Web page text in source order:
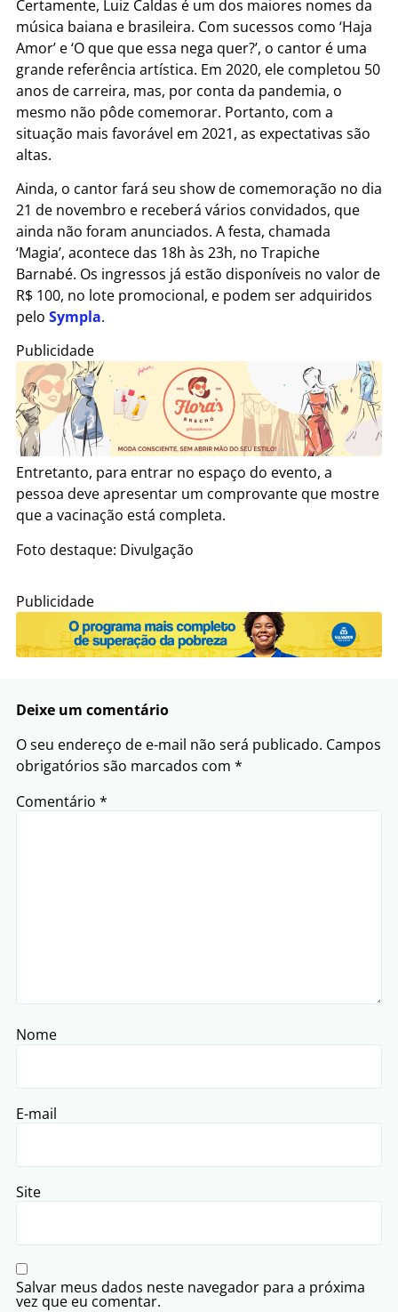
Certamente, Luiz Caldas é um dos maiores nomes da
música baiana e brasileira. Com sucessos como ‘Haja
Amor’ e ‘O que que essa nega quer?’, o cantor é uma
grande referência artística. Em 2020, ele completou 50
anos de carreira, mas, por conta da pandemia, o
mesmo não pôde comemorar. Portanto, com a
situação mais favorável em 2021, as expectativas são
altas.
Ainda, o cantor fará seu show de comemoração no dia
21 de novembro e receberá vários convidados, que
ainda não foram anunciados. A festa, chamada
‘Magia’, acontece das 18h às 23h, no Trapiche
Barnabé. Os ingressos já estão disponíveis no valor de
R$ 100, no lote promocional, e podem ser adquiridos
pelo Sympla.
Publicidade
Entretanto, para entrar no espaço do evento, a
pessoa deve apresentar um comprovante que mostre
que a vacinação está completa.
Foto destaque: Divulgação
Publicidade
Deixe um comentário
O seu endereço de e-mail não será publicado. Campos
obrigatórios são marcados com *
Comentário *
Nome
E-mail
Site
Salvar meus dados neste navegador para a próxima
vez que eu comentar.